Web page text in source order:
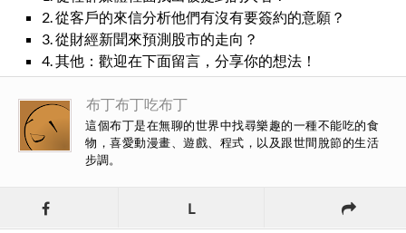
2. 從客戶的來信分析他們有沒有要簽約的意願？
3. 從財經新聞來預測股市的走向？
4. 其他：歡迎在下面留言，分享你的想法！
布丁布丁吃布丁
這個布丁是在無聊的世界中找尋樂趣的一種不能吃的食
物，喜愛動漫畫、遊戲、程式，以及跟世間脫節的生活
步調。
L